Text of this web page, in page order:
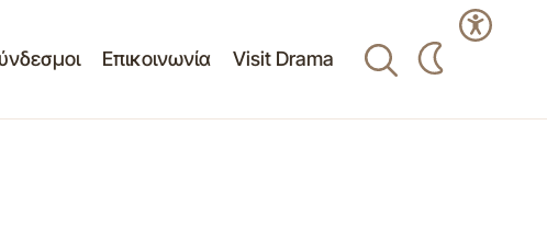
Επικοινωνία Visit Drama